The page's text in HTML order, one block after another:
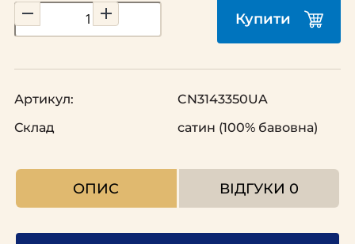
Купити
Артикул:
CN3143350UA
Склад
сатин (100% бавовна)
ОПИС ВІДГУКИ 0